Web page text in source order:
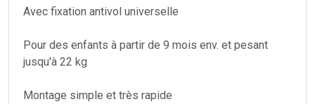
Avec fixation antivol universelle
Pour des enfants à partir de 9 mois env. et pesant
jusqu'à 22 kg
Montage simple et très rapide